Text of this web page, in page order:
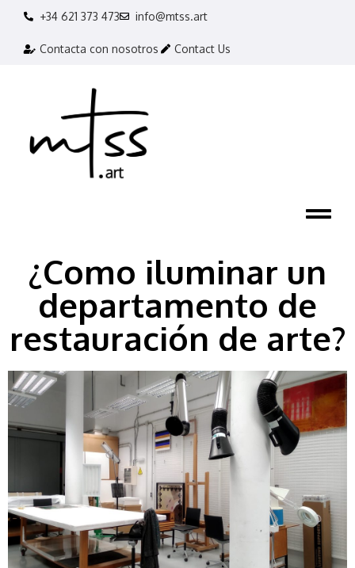
+34 621 373 473 info@mtss.art
Contacta con nosotros Contact Us
¿Como iluminar un
departamento de
restauración de arte?